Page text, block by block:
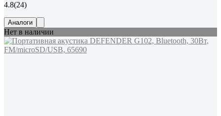
4.8(24)
Аналоги
Нет в наличии